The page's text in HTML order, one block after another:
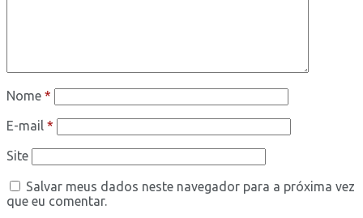
Nome *
E-mail *
Site
Salvar meus dados neste navegador para a próxima vez
que eu comentar.